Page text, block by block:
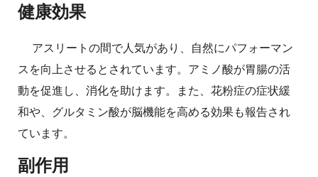
健康効果
アスリートの間で人気があり、自然にパフォーマン
スを向上させるとされています。アミノ酸が胃腸の活
動を促進し、消化を助けます。また、花粉症の症状緩
和や、グルタミン酸が脳機能を高める効果も報告され
ています。
副作用